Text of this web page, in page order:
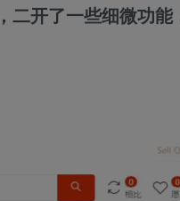
，二开了一些细微功能